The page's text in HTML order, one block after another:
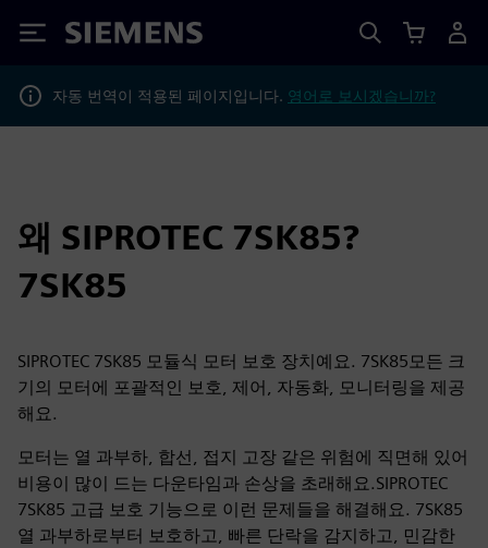
Siemens
자동 번역이 적용된 페이지입니다. 영어로 보시겠습니까?
왜 SIPROTEC 7SK85?
7SK85
SIPROTEC 7SK85 모듈식 모터 보호 장치예요. 7SK85모든 크
기의 모터에 포괄적인 보호, 제어, 자동화, 모니터링을 제공
해요.
모터는 열 과부하, 합선, 접지 고장 같은 위험에 직면해 있어
비용이 많이 드는 다운타임과 손상을 초래해요.SIPROTEC
7SK85 고급 보호 기능으로 이런 문제들을 해결해요. 7SK85
열 과부하로부터 보호하고, 빠른 단락을 감지하고, 민감한